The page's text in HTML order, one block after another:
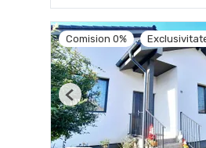
Comision 0%
Previous